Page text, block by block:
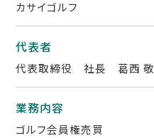
カサイゴルフ
代表者
代表取締役 社長 葛西 敬
業務内容
ゴルフ会員権売買